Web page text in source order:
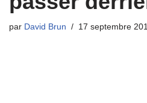
par David Brun 17 septembre